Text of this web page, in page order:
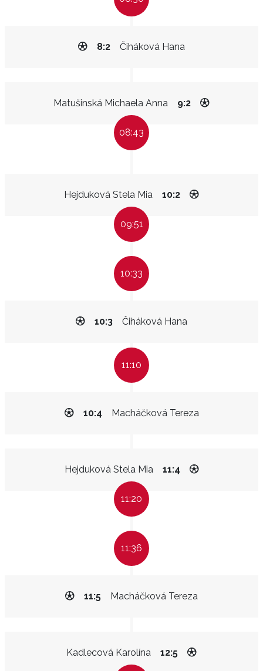
Čiháková Hana
8:2
Matušinská Michaela Anna 9:2
08:43
Hejduková Stela Mia 10:2
09:51
10:33
Čiháková Hana
10:3
11:10
Macháčková Tereza
10:4
Hejduková Stela Mia 11:4
11:20
11:36
Macháčková Tereza
11:5
Kadlecová Karolína 12:5